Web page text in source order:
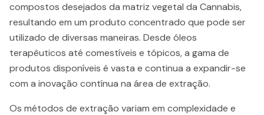
compostos desejados da matriz vegetal da Cannabis,
resultando em um produto concentrado que pode ser
utilizado de diversas maneiras. Desde óleos
terapêuticos até comestíveis e tópicos, a gama de
produtos disponíveis é vasta e continua a expandir-se
com a inovação contínua na área de extração.
Os métodos de extração variam em complexidade e